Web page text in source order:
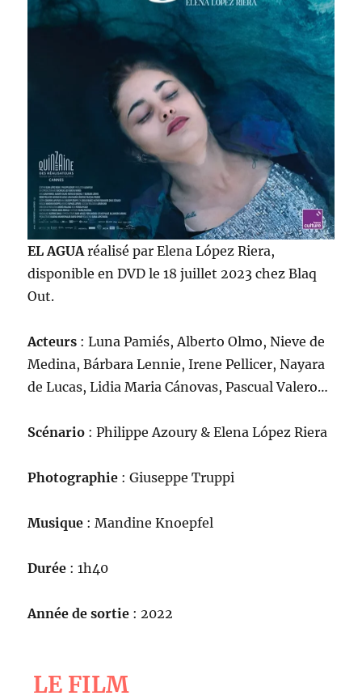
EL AGUAréalisé par Elena López Riera,
disponible en DVD le 18 juillet 2023 chez Blaq
Out.
Acteurs : Luna Pamiés, Alberto Olmo, Nieve de
Medina, Bárbara Lennie, Irene Pellicer, Nayara
de Lucas, Lidia Maria Cánovas, Pascual Valero…
Scénario : Philippe Azoury & Elena López Riera
Photographie : Giuseppe Truppi
Musique : Mandine Knoepfel
Durée : 1h40
Année de sortie : 2022
LE FILM